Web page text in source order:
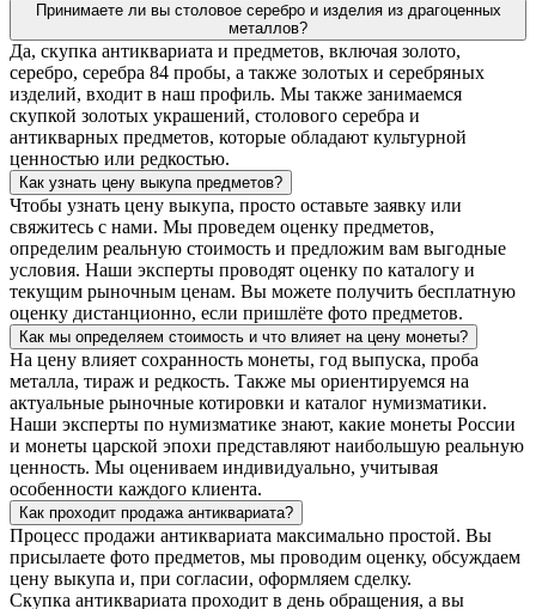
Принимаете ли вы столовое серебро и изделия из драгоценных
металлов?
Да, скупка антиквариата и предметов, включая золото,
серебро, серебра 84 пробы, а также золотых и серебряных
изделий, входит в наш профиль. Мы также занимаемся
скупкой золотых украшений, столового серебра и
антикварных предметов, которые обладают культурной
ценностью или редкостью.
Как узнать цену выкупа предметов?
Чтобы узнать цену выкупа, просто оставьте заявку или
свяжитесь с нами. Мы проведем оценку предметов,
определим реальную стоимость и предложим вам выгодные
условия. Наши эксперты проводят оценку по каталогу и
текущим рыночным ценам. Вы можете получить бесплатную
оценку дистанционно, если пришлёте фото предметов.
Как мы определяем стоимость и что влияет на цену монеты?
На цену влияет сохранность монеты, год выпуска, проба
металла, тираж и редкость. Также мы ориентируемся на
актуальные рыночные котировки и каталог нумизматики.
Наши эксперты по нумизматике знают, какие монеты России
и монеты царской эпохи представляют наибольшую реальную
ценность. Мы оцениваем индивидуально, учитывая
особенности каждого клиента.
Как проходит продажа антиквариата?
Процесс продажи антиквариата максимально простой. Вы
присылаете фото предметов, мы проводим оценку, обсуждаем
цену выкупа и, при согласии, оформляем сделку.
Скупка антиквариата проходит в день обращения, а вы